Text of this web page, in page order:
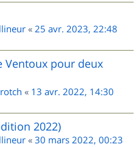
« 25 avr. 2023, 22:48
Ventoux pour deux
« 13 avr. 2022, 14:30
2022)
« 30 mars 2022, 00:23